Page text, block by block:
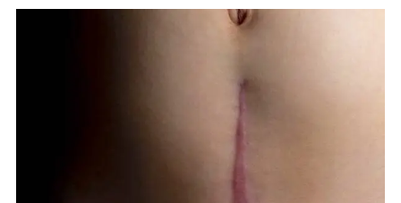
el